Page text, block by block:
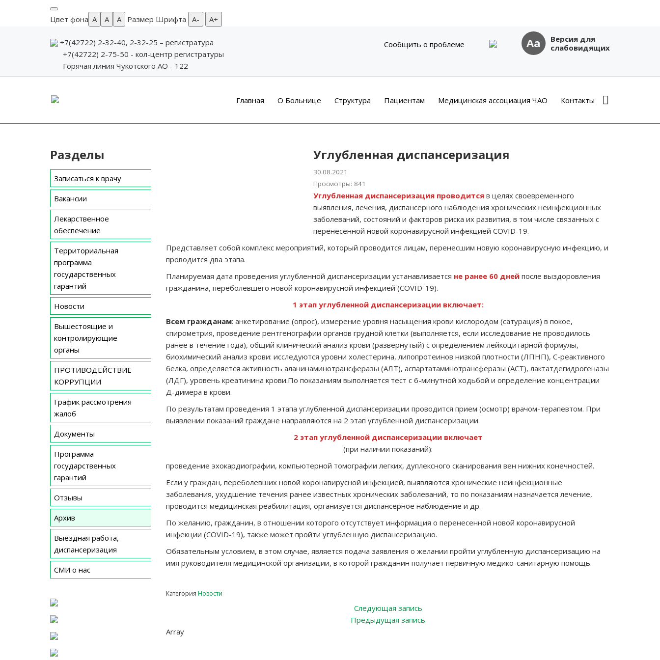
Цвет фона A A A Размер Шрифта А- А+
+7(42722) 2-32-40, 2-32-25 – регистратура
+7(42722) 2-75-50 - кол-центр регистратуры
Горячая линия Чукотского АО - 122
Сообщить о проблеме Aa
Версия для
слабовидящих
Главная О Больнице Структура Пациентам Медицинская ассоциация ЧАО Контакты
Разделы
Записаться к врачу
Вакансии
Лекарственное
обеспечение
Территориальная
программа
государственных
гарантий
Новости
Вышестоящие и
контролирующие
органы
ПРОТИВОДЕЙСТВИЕ
КОРРУПЦИИ
График рассмотрения
жалоб
Документы
Программа
государственных
гарантий
Отзывы
Архив
Выездная работа,
диспансеризация
СМИ о нас
Углубленная диспансеризация
30.08.2021
Просмотры: 841
Углубленная диспансеризация проводится в целях своевременного
выявления, лечения, диспансерного наблюдения хронических неинфекционных
заболеваний, состояний и факторов риска их развития, в том числе связанных с
перенесенной новой коронавирусной инфекцией COVID-19.
Представляет собой комплекс мероприятий, который проводится лицам, перенесшим новую коронавирусную инфекцию, и
проводится два этапа.
Планируемая дата проведения углубленной диспансеризации устанавливается не ранее 60 дней после выздоровления
гражданина, переболевшего новой коронавирусной инфекцией (COVID-19).
1 этап углубленной диспансеризации включает:
Всем гражданам: анкетирование (опрос), измерение уровня насыщения крови кислородом (сатурация) в покое,
спирометрия, проведение рентгенографии органов грудной клетки (выполняется, если исследование не проводилось
ранее в течение года), общий клинический анализ крови (развернутый) с определением лейкоцитарной формулы,
биохимический анализ крови: исследуются уровни холестерина, липопротеинов низкой плотности (ЛПНП), С-реактивного
белка, определяется активность аланинаминотрансферазы (АЛТ), аспартатаминотрансферазы (АСТ), лактатдегидрогеназы
(ЛДГ), уровень креатинина крови.По показаниям выполняется тест с 6-минутной ходьбой и определение концентрации
Д-димера в крови.
По результатам проведения 1 этапа углубленной диспансеризации проводится прием (осмотр) врачом-терапевтом. При
выявлении показаний граждане направляются на 2 этап углубленной диспансеризации.
2 этап углубленной диспансеризации включает
(при наличии показаний):
проведение эхокардиографии, компьютерной томографии легких, дуплексного сканирования вен нижних конечностей.
Если у граждан, переболевших новой коронавирусной инфекцией, выявляются хронические неинфекционные
заболевания, ухудшение течения ранее известных хронических заболеваний, то по показаниям назначается лечение,
проводится медицинская реабилитация, организуется диспансерное наблюдение и др.
По желанию, гражданин, в отношении которого отсутствует информация о перенесенной новой коронавирусной
инфекции (COVID-19), также может пройти углубленную диспансеризацию.
Обязательным условием, в этом случае, является подача заявления о желании пройти углубленную диспансеризацию на
имя руководителя медицинской организации, в которой гражданин получает первичную медико-санитарную помощь.
КатегорияНовости
по
Следующая записьСледующая
запись
Предыдущая запись
Array